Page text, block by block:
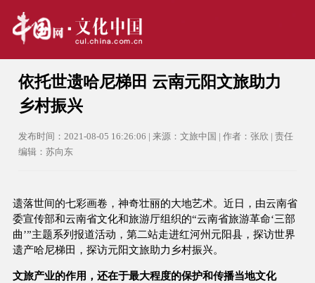
依托世遗哈尼梯田 云南元阳文旅助力
乡村振兴
发布时间：2021-08-05 16:26:06 | 来源：文旅中国 | 作者：张欣 | 责任
编辑：苏向东
遗落世间的七彩画卷，神奇壮丽的大地艺术。近日，由云南省
委宣传部和云南省文化和旅游厅组织的“云南省旅游革命‘三部
曲’”主题系列报道活动，第二站走进红河州元阳县，探访世界
遗产哈尼梯田，探访元阳文旅助力乡村振兴。
文旅产业的作用，还在于最大程度的保护和传播当地文化